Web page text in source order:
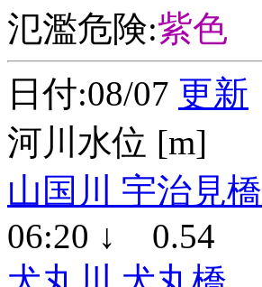
氾濫危険:紫色
日付:08/07 更新
河川水位 [m]
山国川 宇治見橋
06:20 ↓ 0.54